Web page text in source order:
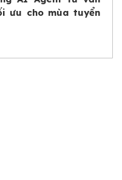
ưu cho mùa tuyển